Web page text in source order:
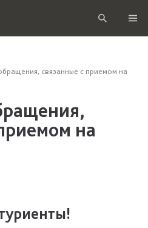
связанные с приемом на
на